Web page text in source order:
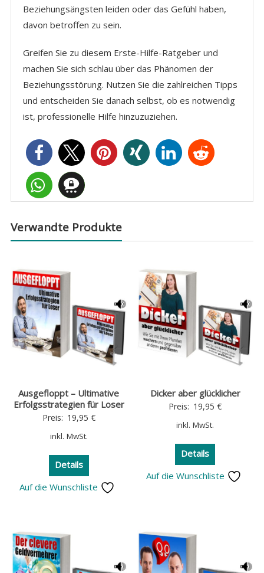
Beziehungsängsten leiden oder das Gefühl haben,
davon betroffen zu sein.
Greifen Sie zu diesem Erste-Hilfe-Ratgeber und
machen Sie sich schlau über das Phänomen der
Beziehungsstörung. Nutzen Sie die zahlreichen Tipps
und entscheiden Sie danach selbst, ob es notwendig
ist, professionelle Hilfe hinzuzuziehen.
Verwandte Produkte
Ausgefloppt – Ultimative
Erfolgsstrategien für Loser
Preis: 19,95 €
inkl. MwSt.
Details
Auf die Wunschliste
Dicker aber glücklicher
Preis: 19,95€
inkl. MwSt.
Details
Auf die Wunschliste